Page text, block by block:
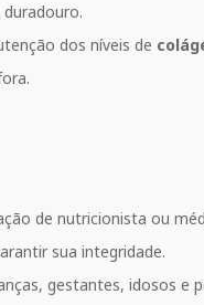
dos níveis de
de nutricionista ou
sua integridade.
gestantes, idosos e